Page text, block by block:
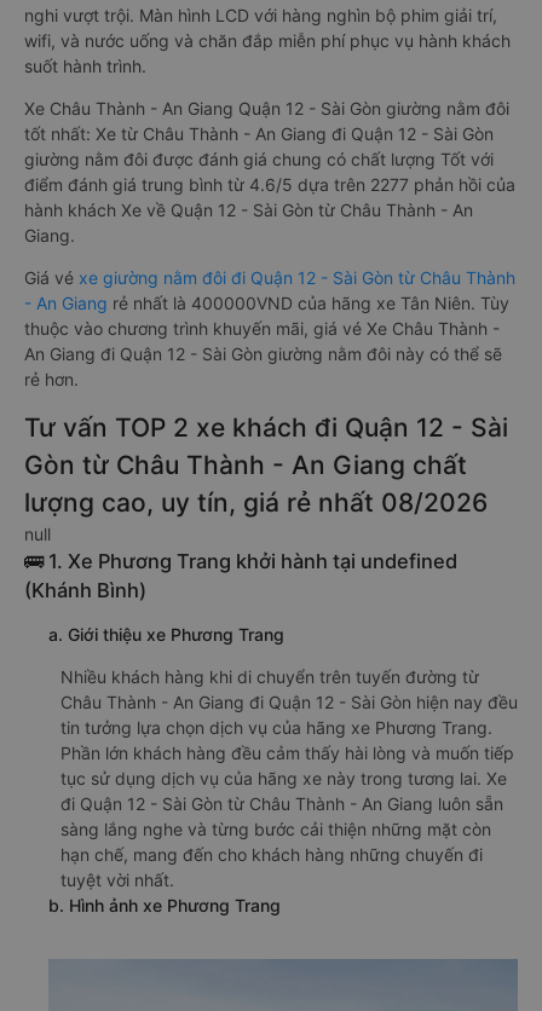
nghi vượt trội. Màn hình LCD với hàng nghìn bộ phim giải trí,
wifi, và nước uống và chăn đắp miễn phí phục vụ hành khách
suốt hành trình.
Xe Châu Thành - An Giang Quận 12 - Sài Gòn giường nằm đôi
tốt nhất: Xe từ Châu Thành - An Giang đi Quận 12 - Sài Gòn
giường nằm đôi được đánh giá chung có chất lượng Tốt với
điểm đánh giá trung bình từ 4.6/5 dựa trên 2277 phản hồi của
hành khách Xe về Quận 12 - Sài Gòn từ Châu Thành - An
Giang.
Giá vé xe giường nằm đôi đi Quận 12 - Sài Gòn từ Châu Thành
- An Giang rẻ nhất là 400000VND của hãng xe Tân Niên. Tùy
thuộc vào chương trình khuyến mãi, giá vé Xe Châu Thành -
An Giang đi Quận 12 - Sài Gòn giường nằm đôi này có thể sẽ
rẻ hơn.
Tư vấn TOP 2 xe khách đi Quận 12 - Sài
Gòn từ Châu Thành - An Giang chất
lượng cao, uy tín, giá rẻ nhất 08/2026
null
🚌 1. Xe Phương Trang khởi hành tại undefined
(Khánh Bình)
a. Giới thiệu xe Phương Trang
Nhiều khách hàng khi di chuyển trên tuyến đường từ
Châu Thành - An Giang đi Quận 12 - Sài Gòn hiện nay đều
tin tưởng lựa chọn dịch vụ của hãng xe Phương Trang.
Phần lớn khách hàng đều cảm thấy hài lòng và muốn tiếp
tục sử dụng dịch vụ của hãng xe này trong tương lai. Xe
đi Quận 12 - Sài Gòn từ Châu Thành - An Giang luôn sẵn
sàng lắng nghe và từng bước cải thiện những mặt còn
hạn chế, mang đến cho khách hàng những chuyến đi
tuyệt vời nhất.
b. Hình ảnh xe Phương Trang